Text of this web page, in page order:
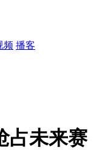
频 播客
未来赛